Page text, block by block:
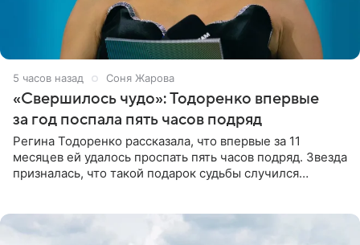
5 часов назад Соня Жарова
«Свершилось чудо»: Тодоренко впервые
за год поспала пять часов подряд
Регина Тодоренко рассказала, что впервые за 11
месяцев ей удалось проспать пять часов подряд. Звезда
призналась, что такой подарок судьбы случился